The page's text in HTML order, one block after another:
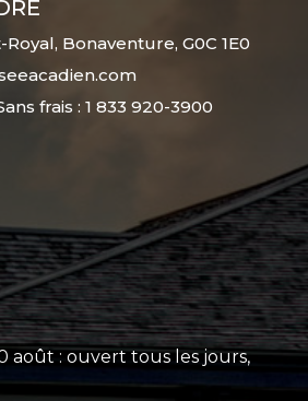
Bonaventure, G0C 1E0
frais : 1 833 920-3900
août : ouvert tous les jours,